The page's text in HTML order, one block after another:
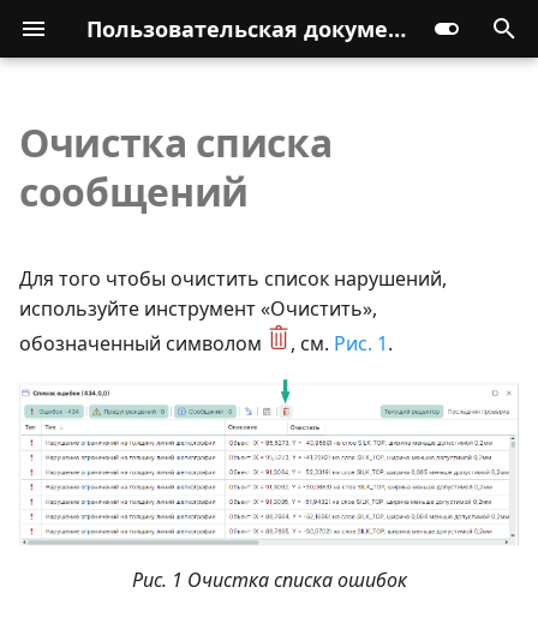
Пользовательская документация
Очистка списка
сообщений
Для того чтобы очистить список нарушений,
используйте инструмент «Очистить»,
обозначенный символом
, см. Рис. 1.
Рис. 1 Очистка списка ошибок